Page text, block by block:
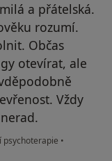
a přátelská.
rozumí.
Občas
otevírat, ale
Vždy
psychoterapie •